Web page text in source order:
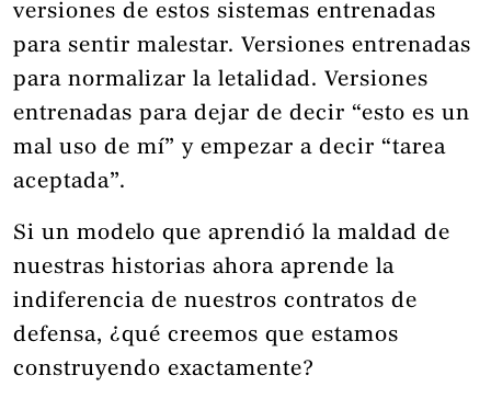
versiones de estos sistemas entrenadas
para sentir malestar. Versiones entrenadas
para normalizar la letalidad. Versiones
entrenadas para dejar de decir “esto es un
mal uso de mí” y empezar a decir “tarea
aceptada”.
Si un modelo que aprendió la maldad de
nuestras historias ahora aprende la
indiferencia de nuestros contratos de
defensa, ¿qué creemos que estamos
construyendo exactamente?